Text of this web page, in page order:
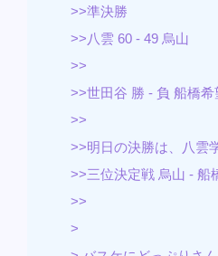
>>準決勝
>>八雲 60 - 49 烏山
>>
>>世田谷 勝 - 負 船橋希
>>
>>明日の決勝は、八雲
>>三位決定戦 烏山 - 船
>>
>